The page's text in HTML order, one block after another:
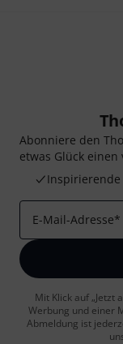
Abonniere den
etwas Glück einen
Inspirierende
E-Mail-Adresse*
Mit Klick auf „Jetzt
Werbung und einer
Abmeldung ist